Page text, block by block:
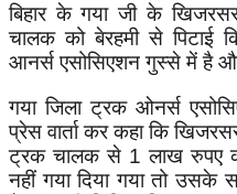
बिहार के गया जी के
चालक को बेरहमी से पिटाई
आनर्स एसोसिएशन गुस्से में है
गया जिला ट्रक ओनर्स
प्रेस वार्ता कर कहा कि
ट्रक चालक से 1 लाख रुपए
नहीं गया दिया गया तो उसके